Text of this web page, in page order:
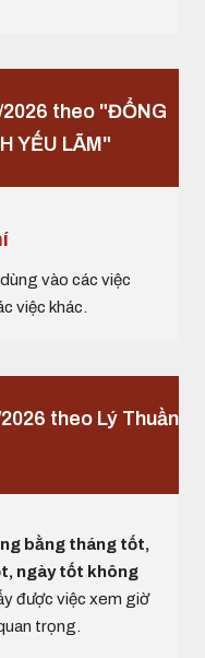
theo "ĐỔNG
YẾU LÃM"
vào các việc
việc khác.
theo Lý Thuần
bằng tháng tốt,
ngày tốt không
được việc xem giờ
trọng.